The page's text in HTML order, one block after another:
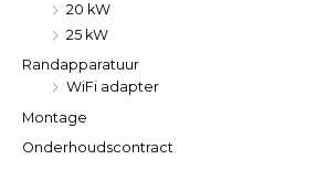
20 kW
25 kW
Randapparatuur
WiFi adapter
Montage
Onderhoudscontract